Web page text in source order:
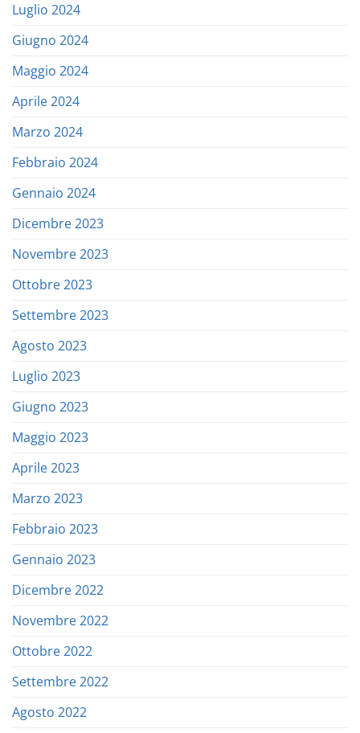
Luglio 2024
Giugno 2024
Maggio 2024
Aprile 2024
Marzo 2024
Febbraio 2024
Gennaio 2024
Dicembre 2023
Novembre 2023
Ottobre 2023
Settembre 2023
Agosto 2023
Luglio 2023
Giugno 2023
Maggio 2023
Aprile 2023
Marzo 2023
Febbraio 2023
Gennaio 2023
Dicembre 2022
Novembre 2022
Ottobre 2022
Settembre 2022
Agosto 2022